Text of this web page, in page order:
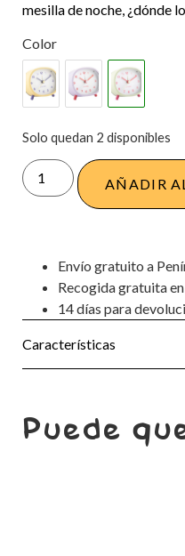
mesilla de noche, ¿dónde
Color
Solo quedan 2 disponibles
AÑADIR
Envío gratuito a
Recogida gratuita
14 días para
Características
Puede